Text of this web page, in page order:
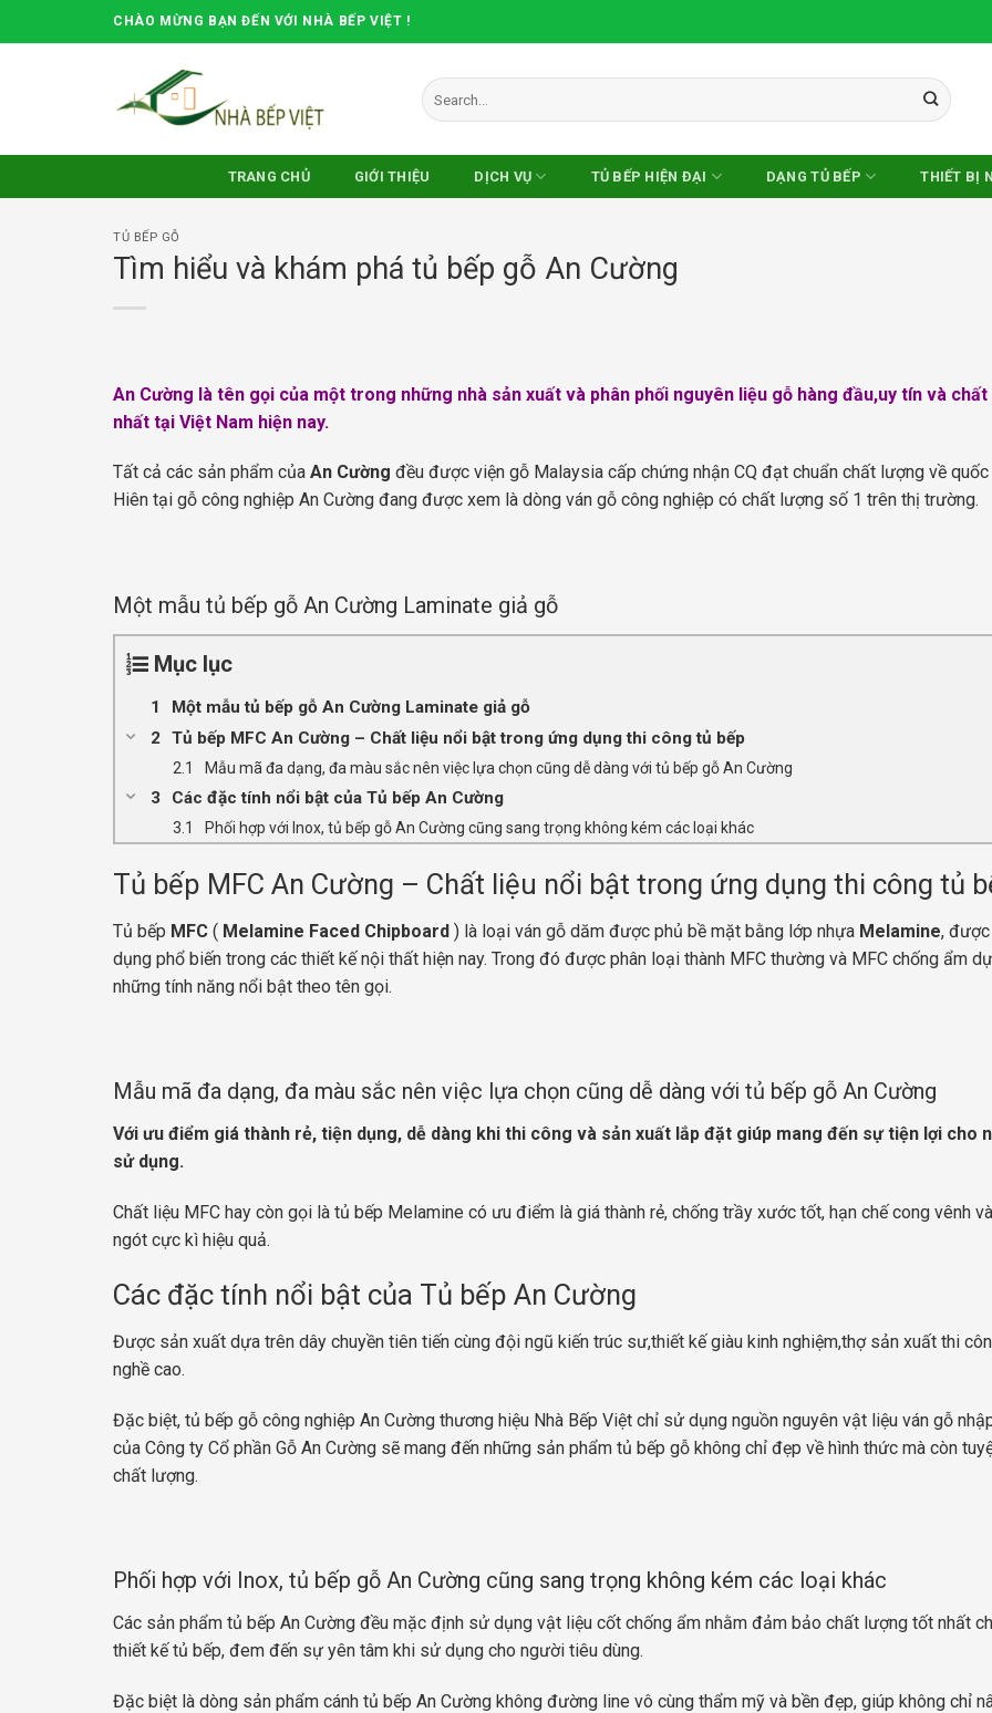
to
CHÀO MỪNG BẠN ĐẾN VỚI NHÀ BẾP VIỆT !
Search
for:
TRANG CHỦ GIỚI THIỆU DỊCH VỤ TỦ BẾP HIỆN ĐẠI DẠNG TỦ BẾP THIẾT BỊ
TỦ BẾP GỖ
Tìm hiểu và khám phá tủ bếp gỗ An Cường
An Cường là tên gọi của một trong những nhà sản xuất và phân phối nguyên liệu gỗ hàng đầu,uy tín và
nhất tại Việt Nam hiện nay.
Tất cả các sản phẩm của An Cường đều được viện gỗ Malaysia cấp chứng nhận CQ đạt chuẩn chất lượng về quốc
Hiên tại gỗ công nghiệp An Cường đang được xem là dòng ván gỗ công nghiệp có chất lượng số 1 trên thị trường.
Một mẫu tủ bếp gỗ An Cường Laminate giả gỗ
Mục lục
Một mẫu tủ bếp gỗ An Cường Laminate giả gỗ
Tủ bếp MFC An Cường – Chất liệu nổi bật trong ứng dụng thi công tủ bếp
Mẫu mã đa dạng, đa màu sắc nên việc lựa chọn cũng dễ dàng với tủ bếp gỗ An Cường
Các đặc tính nổi bật của Tủ bếp An Cường
Phối hợp với Inox, tủ bếp gỗ An Cường cũng sang trọng không kém các loại khác
Tủ bếp MFC An Cường – Chất liệu nổi bật trong ứng dụng thi công tủ
Tủ bếp MFC ( Melamine Faced Chipboard ) là loại ván gỗ dăm được phủ bề mặt bằng lớp nhựa Melamine,
dụng phổ biến trong các thiết kế nội thất hiện nay. Trong đó được phân loại thành MFC thường và MFC chống ẩm
những tính năng nổi bật theo tên gọi.
Mẫu mã đa dạng, đa màu sắc nên việc lựa chọn cũng dễ dàng với tủ bếp gỗ An Cường
Với ưu điểm giá thành rẻ, tiện dụng, dễ dàng khi thi công và sản xuất lắp đặt giúp mang đến sự tiện lợi cho
sử dụng.
Chất liệu MFC hay còn gọi là tủ bếp Melamine có ưu điểm là giá thành rẻ, chống trầy xước tốt, hạn chế cong vênh
ngót cực kì hiệu quả.
Các đặc tính nổi bật của Tủ bếp An Cường
Được sản xuất dựa trên dây chuyền tiên tiến cùng đội ngũ kiến trúc sư,thiết kế giàu kinh nghiệm,thợ sản xuất thi
nghề cao.
Đặc biệt, tủ bếp gỗ công nghiệp An Cường thương hiệu Nhà Bếp Việt chỉ sử dụng nguồn nguyên vật liệu ván gỗ
của Công ty Cổ phần Gỗ An Cường sẽ mang đến những sản phẩm tủ bếp gỗ không chỉ đẹp về hình thức mà còn
chất lượng.
Phối hợp với Inox, tủ bếp gỗ An Cường cũng sang trọng không kém các loại khác
Các sản phẩm tủ bếp An Cường đều mặc định sử dụng vật liệu cốt chống ẩm nhằm đảm bảo chất lượng tốt nhất
thiết kế tủ bếp, đem đến sự yên tâm khi sử dụng cho người tiêu dùng.
Đặc biệt là dòng sản phẩm cánh tủ bếp An Cường không đường line vô cùng thẩm mỹ và bền đẹp, giúp không chỉ